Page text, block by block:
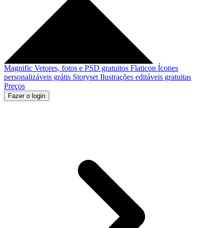
Magnific Vetores, fotos e PSD gratuitos Flaticon Ícones
personalizáveis grátis Storyset Ilustrações editáveis gratuitas
Preços
Fazer o login